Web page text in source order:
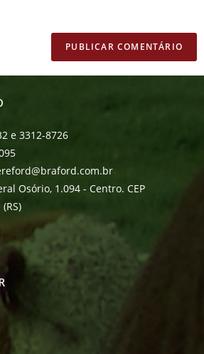
e 3312-8726
Osório, 1.094 - Centro. CEP